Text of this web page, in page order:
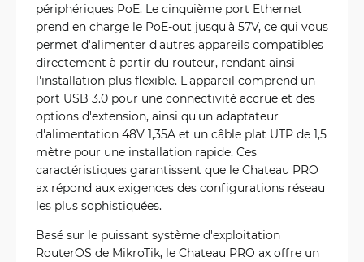
périphériques PoE. Le cinquième port Ethernet
prend en charge le PoE-out jusqu'à 57V, ce qui vous
permet d'alimenter d'autres appareils compatibles
directement à partir du routeur, rendant ainsi
l'installation plus flexible. L'appareil comprend un
port USB 3.0 pour une connectivité accrue et des
options d'extension, ainsi qu'un adaptateur
d'alimentation 48V 1,35A et un câble plat UTP de 1,5
mètre pour une installation rapide. Ces
caractéristiques garantissent que le Chateau PRO
ax répond aux exigences des configurations réseau
les plus sophistiquées.
Basé sur le puissant système d'exploitation
RouterOS de MikroTik, le Chateau PRO ax offre un